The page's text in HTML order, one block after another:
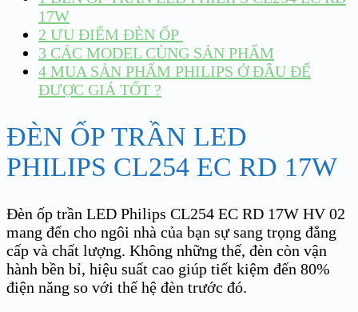
17W
2 ƯU ĐIỂM ĐÈN ỐP
3 CÁC MODEL CÙNG SẢN PHẨM
4 MUA SẢN PHẨM PHILIPS Ở ĐÂU ĐỂ
ĐƯỢC GIÁ TỐT ?
ĐÈN ỐP TRẦN LED
PHILIPS CL254 EC RD 17W
Đèn ốp trần LED Philips CL254 EC RD 17W HV 02
mang đến cho ngôi nhà của bạn sự sang trọng đẳng
cấp và chất lượng. Không những thế, đèn còn vận
hành bền bỉ, hiệu suất cao giúp tiết kiệm đến 80%
điện năng so với thế hệ đèn trước đó.